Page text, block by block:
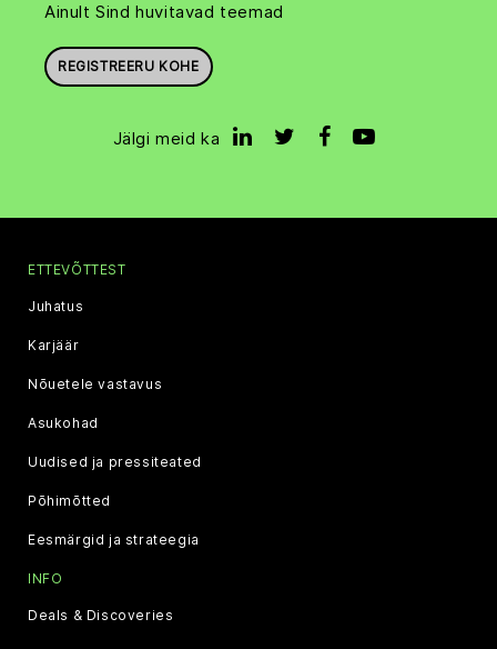
Ainult Sind huvitavad teemad
REGISTREERU KOHE
Jälgi meid ka
ETTEVÕTTEST
Juhatus
Karjäär
Nõuetele vastavus
Asukohad
Uudised ja pressiteated
Põhimõtted
Eesmärgid ja strateegia
INFO
Deals & Discoveries